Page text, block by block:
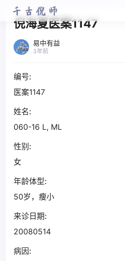
倪海夏医案1147
易中有益
3年前
编号:
医案1147
姓名:
060-16 L, ML
性别:
女
年龄体型:
50岁，瘦小
来诊日期:
20080514
病因: